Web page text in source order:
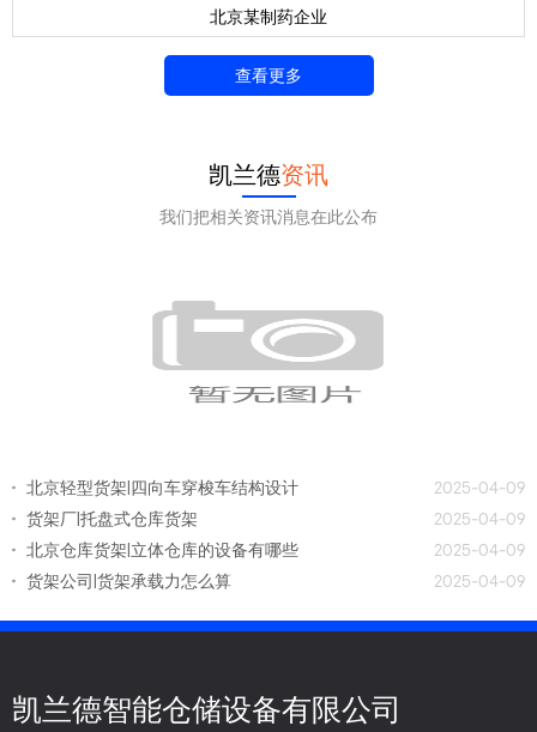
北京某制药企业
查看更多
凯兰德资讯
我们把相关资讯消息在此公布
北京轻型货架|四向车穿梭车结构设计
2025-04-09
货架厂|托盘式仓库货架
2025-04-09
北京仓库货架|立体仓库的设备有哪些
2025-04-09
货架公司|货架承载力怎么算
2025-04-09
凯兰德智能仓储设备有限公司